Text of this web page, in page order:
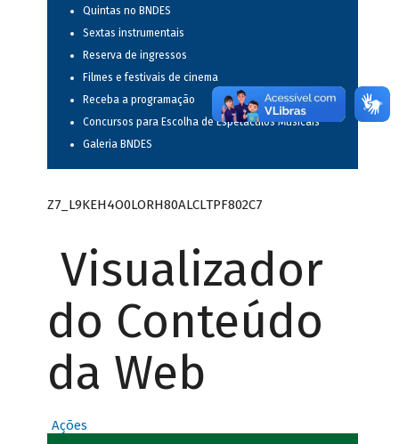
Quintas no BNDES
Sextas instrumentais
Reserva de ingressos
Filmes e festivais de cinema
Receba a programação
Concursos para Escolha de Espetáculos Musicais
Galeria BNDES
Z7_L9KEH4O0LORH80ALCLTPF802C7
Visualizador
do Conteúdo
da Web
Ações